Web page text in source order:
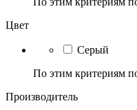
Цвет
Серый
По этим критериям
Производитель